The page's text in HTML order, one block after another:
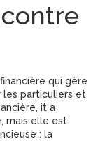
qui gère
les particuliers et
, it a
mais elle est
: la